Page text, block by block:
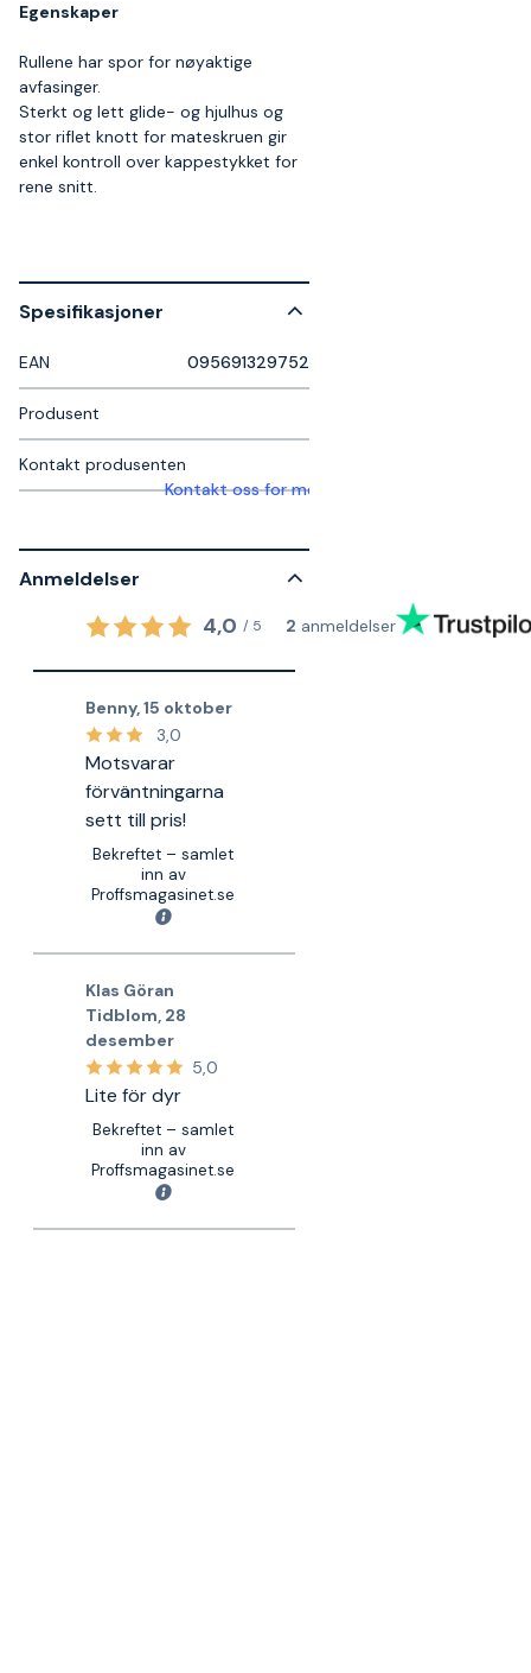
Egenskaper
Rullene har spor for nøyaktige
avfasinger.
Sterkt og lett glide- og hjulhus og
stor riflet knott for mateskruen gir
enkel kontroll over kappestykket for
rene snitt.
Spesifikasjoner
EAN 095691329752
Produsent
Kontakt produsenten
Kontakt oss for mer informasjon
Anmeldelser
4,0 / 5 2 anmeldelser
Benny,15 oktober
3,0
Motsvarar
förväntningarna
sett till pris!
Bekreftet – samlet
inn av
Proffsmagasinet.se
Klas Göran
Tidblom, 28
desember
5,0
Lite för dyr
Bekreftet – samlet
inn av
Proffsmagasinet.se